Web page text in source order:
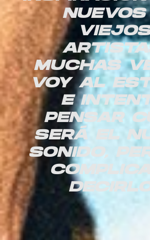
MUCHAS
VOY AL
E
PENSAR
SERÁ EL
SONIDO,